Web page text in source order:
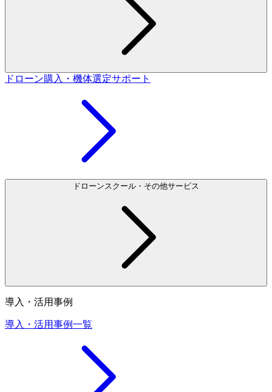
ドローン購入・機体選定サポート
ドローンスクール・その他サービス
導入・活用事例
導入・活用事例一覧